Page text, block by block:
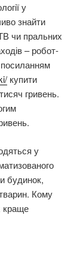
у
знайти
чи пральних
– робот-
посиланням
купити
гривень.
у
будинок,
Кому
краще